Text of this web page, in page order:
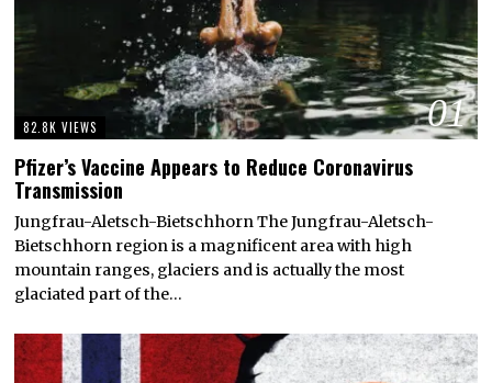
01
82.8K VIEWS
Pfizer’s Vaccine Appears to Reduce Coronavirus
Transmission
Jungfrau-Aletsch-Bietschhorn The Jungfrau-Aletsch-
Bietschhorn region is a magnificent area with high
mountain ranges, glaciers and is actually the most
glaciated part of the…